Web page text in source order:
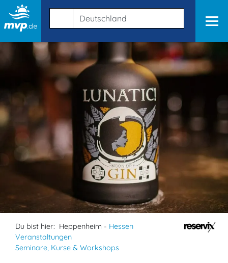
Du bist hier: Heppenheim - Hessen
Veranstaltungen
Seminare, Kurse & Workshops